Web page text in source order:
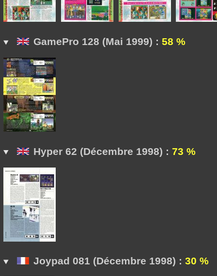
GamePro 128 (Mai 1999) : 58 %
Hyper 62 (Décembre 1998) : 73 %
Joypad 081 (Décembre 1998) : 30 %